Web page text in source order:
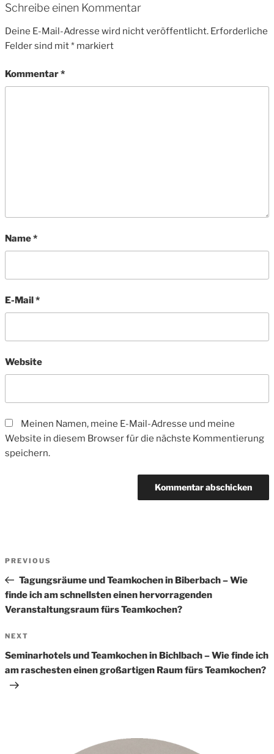
Schreibe einen Kommentar
Deine E-Mail-Adresse wird nicht veröffentlicht. Erforderliche
Felder sind mit* markiert
Kommentar*
Name*
E-Mail*
Website
Meinen Namen, meine E-Mail-Adresse und meine
Website in diesem Browser für die nächste Kommentierung
speichern.
Previous
Post
PREVIOUS
Tagungsräume und Teamkochen in Biberbach – Wie
finde ich am schnellsten einen hervorragenden
Veranstaltungsraum fürs Teamkochen?
Next
Post
NEXT
Seminarhotels und Teamkochen in Bichlbach – Wie finde ich
am raschesten einen großartigen Raum fürs Teamkochen?